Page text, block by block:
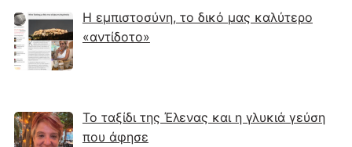
Η εμπιστοσύνη, το δικό μας καλύτερο
«αντίδοτο»
Το ταξίδι της Έλενας και η γλυκιά γεύση
που άφησε